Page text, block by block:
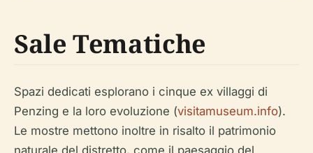
Sale Tematiche
Spazi dedicati esplorano i cinque ex villaggi di
Penzing e la loro evoluzione (visitamuseum.info).
Le mostre mettono inoltre in risalto il patrimonio